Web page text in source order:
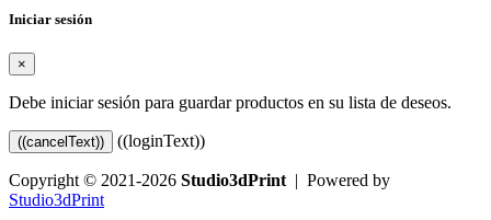
Iniciar sesión
×
Debe iniciar sesión para guardar productos en su lista de deseos.
((cancelText)) ((loginText))
Copyright © 2021-2026 Studio3dPrint | Powered by
Studio3dPrint